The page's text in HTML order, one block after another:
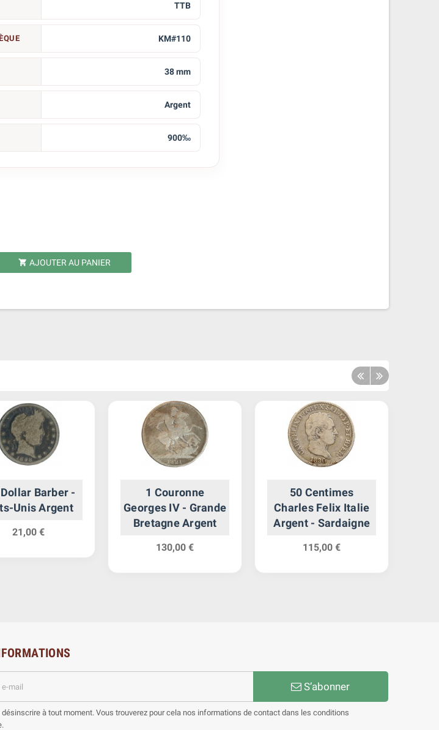
TTB
KM#110
38 mm
Argent
900‰
 AJOUTER AU PANIER
Barber -
Unis Argent
21,00 €
1 Couronne
Georges IV - Grande
Bretagne Argent
130,00 €
50 Centimes
Charles Felix Italie
Argent - Sardaigne
115,00 €
S’abonner
désinscrire à tout moment. Vous trouverez pour cela nos informations de contact dans les conditions